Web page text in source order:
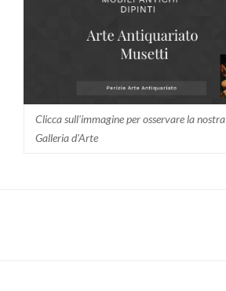
Clicca sull'immagine per osservare la nostra
Galleria d'Arte